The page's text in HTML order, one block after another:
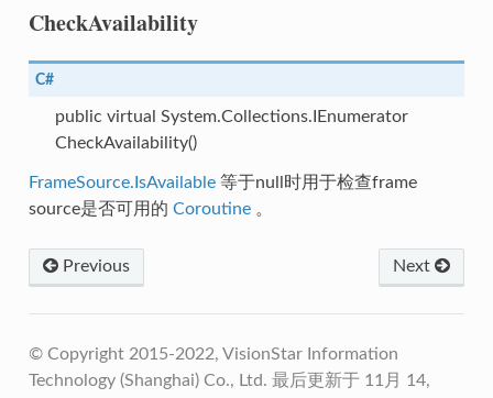
CheckAvailability
C#
public virtual System.Collections.IEnumerator
CheckAvailability()
FrameSource.IsAvailable等于null时用于检查frame
source是否可用的 Coroutine。
Next
Previous
© Copyright 2015-2022, VisionStar Information
Technology (Shanghai) Co., Ltd. 最后更新于 11月 14,